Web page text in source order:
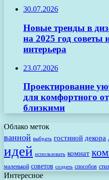
30.07.2026
Новые тренды в
на 2025 год советы
интерьера
23.07.2026
Проектирование
для комфортного
близкими
Облако меток
ванной выбрать гостиной декора
идей использовать комнат
маленькой советов создать способов
Интересное